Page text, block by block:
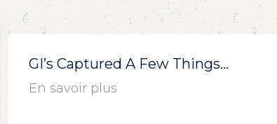
GI’s Captured A Few Things…
En savoir plus